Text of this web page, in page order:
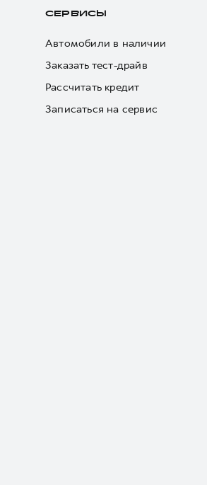
СЕРВИСЫ
Автомобили в наличии
Заказать тест-драйв
Рассчитать кредит
Записаться на сервис